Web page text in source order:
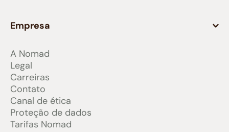
Empresa
A Nomad
Legal
Carreiras
Contato
Canal de ética
Proteção de dados
Tarifas Nomad